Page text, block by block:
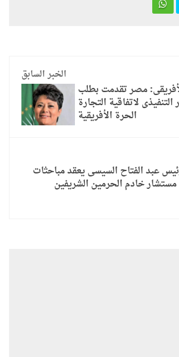
الخبر السابق
مصر تقدمت بطلب
لاتفاقية التجارة
الحرة الأفريقية
عبد الفتاح السيسى يعقد مباحثات
خادم الحرمين الشريفين